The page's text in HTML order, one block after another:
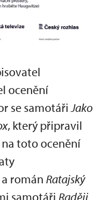
ocenění
se samotáři Jako
, který připravil
toto ocenění
a román Ratajský
samotáři Raději